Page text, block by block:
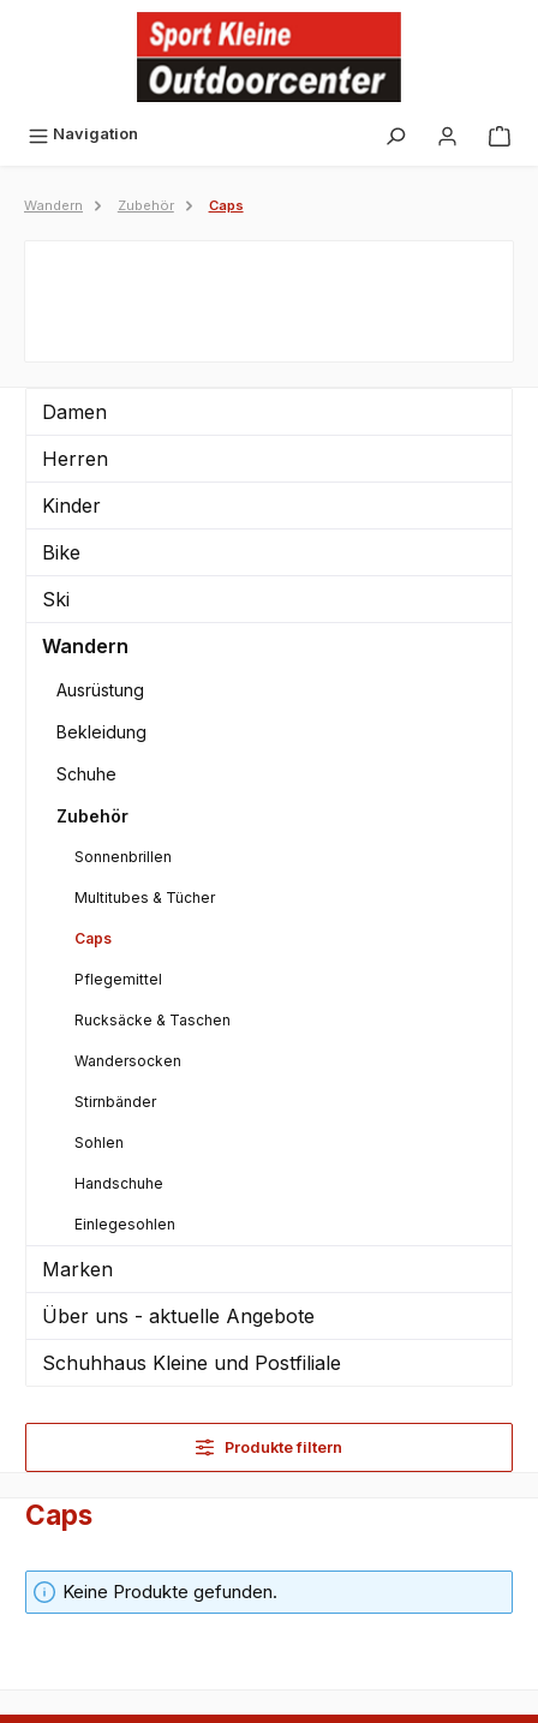
Navigation
Wandern Zubehör Caps
Damen
Herren
Kinder
Bike
Ski
Wandern
Ausrüstung
Bekleidung
Schuhe
Zubehör
Sonnenbrillen
Multitubes & Tücher
Caps
Pflegemittel
Rucksäcke & Taschen
Wandersocken
Stirnbänder
Sohlen
Handschuhe
Einlegesohlen
Marken
Über uns - aktuelle Angebote
Schuhhaus Kleine und Postfiliale
Produkte filtern
Caps
Keine Produkte gefunden.